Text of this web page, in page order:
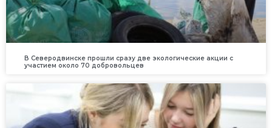
В Северодвинске прошли сразу две экологические акции с
участием около 70 добровольцев